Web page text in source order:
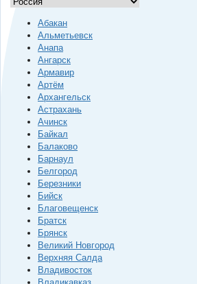
Абакан
Альметьевск
Анапа
Ангарск
Армавир
Артём
Архангельск
Астрахань
Ачинск
Байкал
Балаково
Барнаул
Белгород
Березники
Бийск
Благовещенск
Братск
Брянск
Великий Новгород
Верхняя Салда
Владивосток